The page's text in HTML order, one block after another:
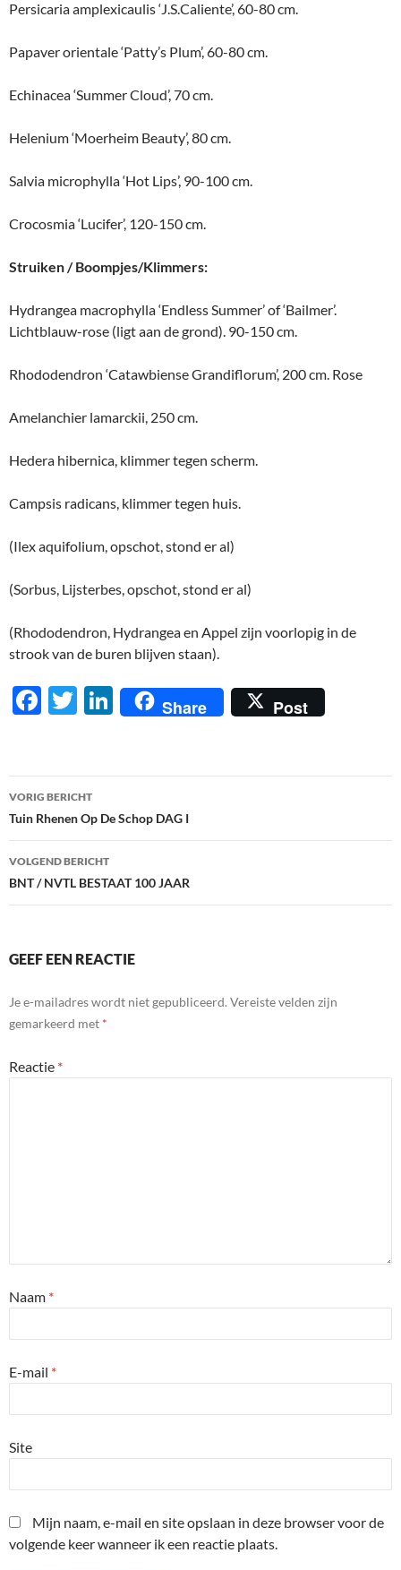
Persicaria amplexicaulis ‘J.S.Caliente’, 60-80 cm.
Papaver orientale ‘Patty’s Plum’, 60-80 cm.
Echinacea ‘Summer Cloud’, 70 cm.
Helenium ‘Moerheim Beauty’, 80 cm.
Salvia microphylla ‘Hot Lips’, 90-100 cm.
Crocosmia ‘Lucifer’, 120-150 cm.
Struiken / Boompjes/Klimmers:
Hydrangea macrophylla ‘Endless Summer’ of ‘Bailmer’.
Lichtblauw-rose (ligt aan de grond). 90-150 cm.
Rhododendron ‘Catawbiense Grandiflorum’, 200 cm. Rose
Amelanchier lamarckii, 250 cm.
Hedera hibernica, klimmer tegen scherm.
Campsis radicans, klimmer tegen huis.
(Ilex aquifolium, opschot, stond er al)
(Sorbus, Lijsterbes, opschot, stond er al)
(Rhododendron, Hydrangea en Appel zijn voorlopig in de
strook van de buren blijven staan).
F
b
o
o
k
T
er
Li
e
dI
n
Share Post
Berichtnavigatie
VORIG BERICHT
Tuin Rhenen Op De Schop DAG I
VOLGEND BERICHT
BNT / NVTL BESTAAT 100 JAAR
GEEF EEN REACTIE
Je e-mailadres wordt niet gepubliceerd. Vereiste velden zijn
gemarkeerd met *
Reactie *
Naam *
E-mail *
Site
Mijn naam, e-mail en site opslaan in deze browser voor de
volgende keer wanneer ik een reactie plaats.